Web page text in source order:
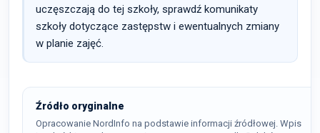
uczęszczają do tej szkoły, sprawdź komunikaty
szkoły dotyczące zastępstw i ewentualnych zmiany
w planie zajęć.
Źródło oryginalne
Opracowanie NordInfo na podstawie informacji źródłowej. Wpis